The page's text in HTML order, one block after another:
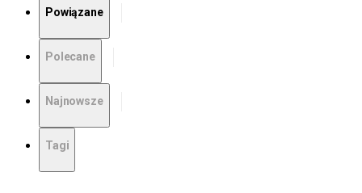
Powiązane
Polecane
Najnowsze
Tagi